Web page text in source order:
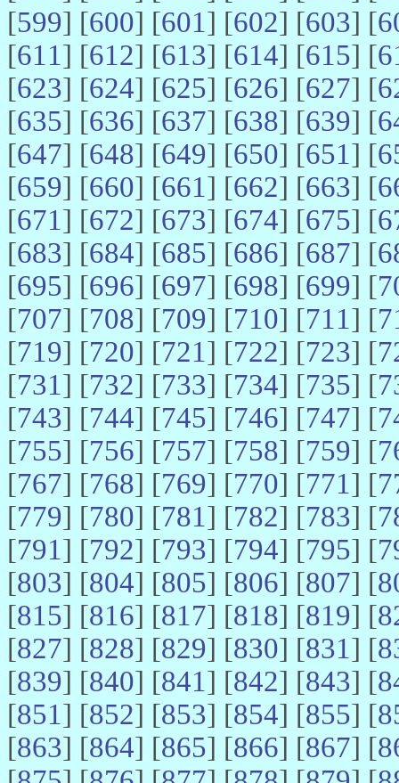
[599] [600] [601] [602] [603] [
[611] [612] [613] [614] [615] [
[623] [624] [625] [626] [627] [
[635] [636] [637] [638] [639] [
[647] [648] [649] [650] [651] [
[659] [660] [661] [662] [663] [
[671] [672] [673] [674] [675] [
[683] [684] [685] [686] [687] [
[695] [696] [697] [698] [699] [
[707] [708] [709] [710] [711] [
[719] [720] [721] [722] [723] [
[731] [732] [733] [734] [735] [
[743] [744] [745] [746] [747] [
[755] [756] [757] [758] [759] [
[767] [768] [769] [770] [771] [
[779] [780] [781] [782] [783] [
[791] [792] [793] [794] [795] [
[803] [804] [805] [806] [807] [
[815] [816] [817] [818] [819] [
[827] [828] [829] [830] [831] [
[839] [840] [841] [842] [843] [
[851] [852] [853] [854] [855] [
[863] [864] [865] [866] [867] [